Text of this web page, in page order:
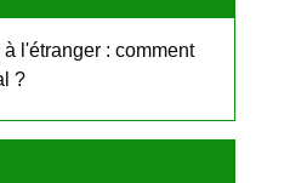
l'étranger : comment
?